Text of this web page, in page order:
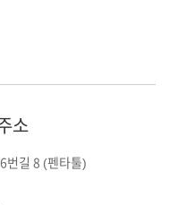
소
번길 8 (펜타툴)